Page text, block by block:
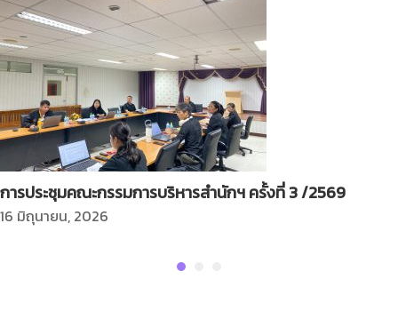
การประชุมคณะกรรมการบริหารสำนักฯ ครั้งที่ 3 /2569
16 มิถุนายน, 2026